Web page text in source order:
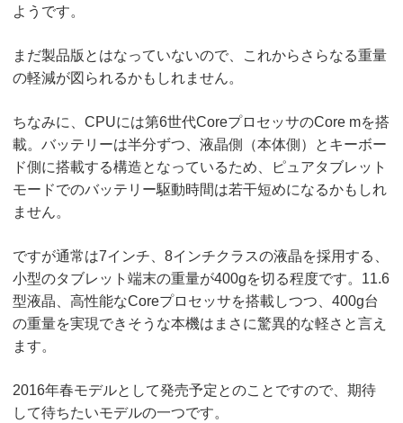
ようです。
まだ製品版とはなっていないので、これからさらなる重量
の軽減が図られるかもしれません。
ちなみに、CPUには第6世代CoreプロセッサのCore mを搭
載。バッテリーは半分ずつ、液晶側（本体側）とキーボー
ド側に搭載する構造となっているため、ピュアタブレット
モードでのバッテリー駆動時間は若干短めになるかもしれ
ません。
ですが通常は7インチ、8インチクラスの液晶を採用する、
小型のタブレット端末の重量が400gを切る程度です。11.6
型液晶、高性能なCoreプロセッサを搭載しつつ、400g台
の重量を実現できそうな本機はまさに驚異的な軽さと言え
ます。
2016年春モデルとして発売予定とのことですので、期待
して待ちたいモデルの一つです。